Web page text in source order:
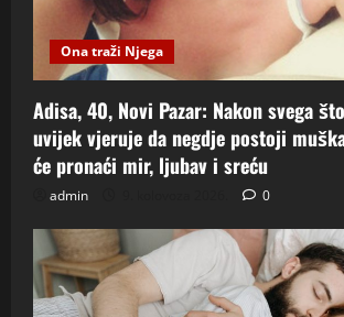
Ona traži Njega
Adisa, 40, Novi Pazar: Nakon svega
uvijek vjeruje da negdje postoji
će pronaći mir, ljubav i sreću
admin 0